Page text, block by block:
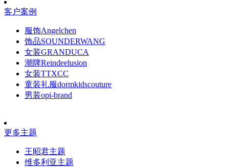
客户案例
服饰Angelchen
饰品SOUNDERWANG
女装GRANDUCA
潮牌Reindeelusion
女装TTXCC
童装礼服dormkidscouture
男装opi-brand
更多主题
王昭君主题
维多利亚主题